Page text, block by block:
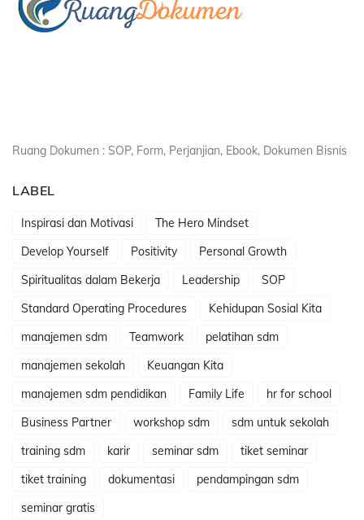
Ruang Dokumen : SOP, Form, Perjanjian, Ebook, Dokumen Bisnis
LABEL
Inspirasi dan Motivasi
The Hero Mindset
Develop Yourself
Positivity
Personal Growth
Spiritualitas dalam Bekerja
Leadership
SOP
Standard Operating Procedures
Kehidupan Sosial Kita
manajemen sdm
Teamwork
pelatihan sdm
manajemen sekolah
Keuangan Kita
manajemen sdm pendidikan
Family Life
hr for school
Business Partner
workshop sdm
sdm untuk sekolah
training sdm
karir seminar sdm
tiket seminar
tiket training
dokumentasi
pendampingan sdm
seminar gratis